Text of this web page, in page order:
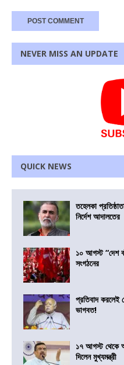
NEVER MISS AN UPDATE
QUICK NEWS
তহেলকা
নির্দেশ আদালতের
১০ আগস্ট “দেশ
সংগঠনের
প্রতিবাদ করলেই
ভাগবত!
১৭ আগস্ট থেকে
দিলেন মুখ্যমন্ত্রী